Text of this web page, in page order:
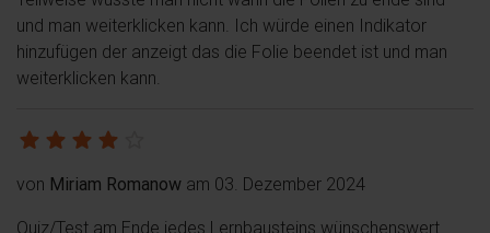
und man weiterklicken kann. Ich würde einen Indikator
hinzufügen der anzeigt das die Folie beendet ist und man
weiterklicken kann.
von Miriam Romanow am 03. Dezember 2024
Quiz/Test am Ende jedes Lernbausteins wünschenswert